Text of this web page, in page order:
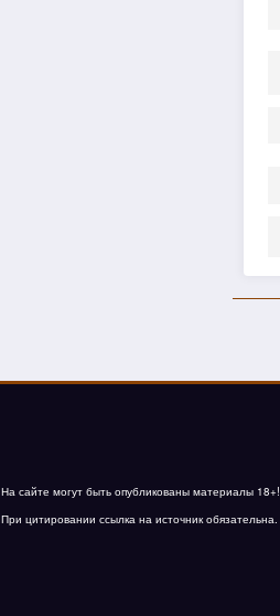
На сайте могут быть опубликованы материалы 18+!
При цитировании ссылка на источник обязательна.